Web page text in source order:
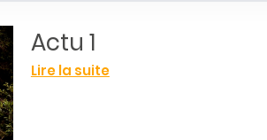
Actu 1
Lire la suite